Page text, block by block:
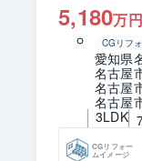
5,180万円
CGリフ
愛知県
名古屋
名古屋
名古屋
3LDK
CGリフォー
ムイメージ